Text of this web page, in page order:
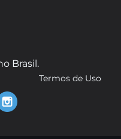
Brasil.
Termos de Uso